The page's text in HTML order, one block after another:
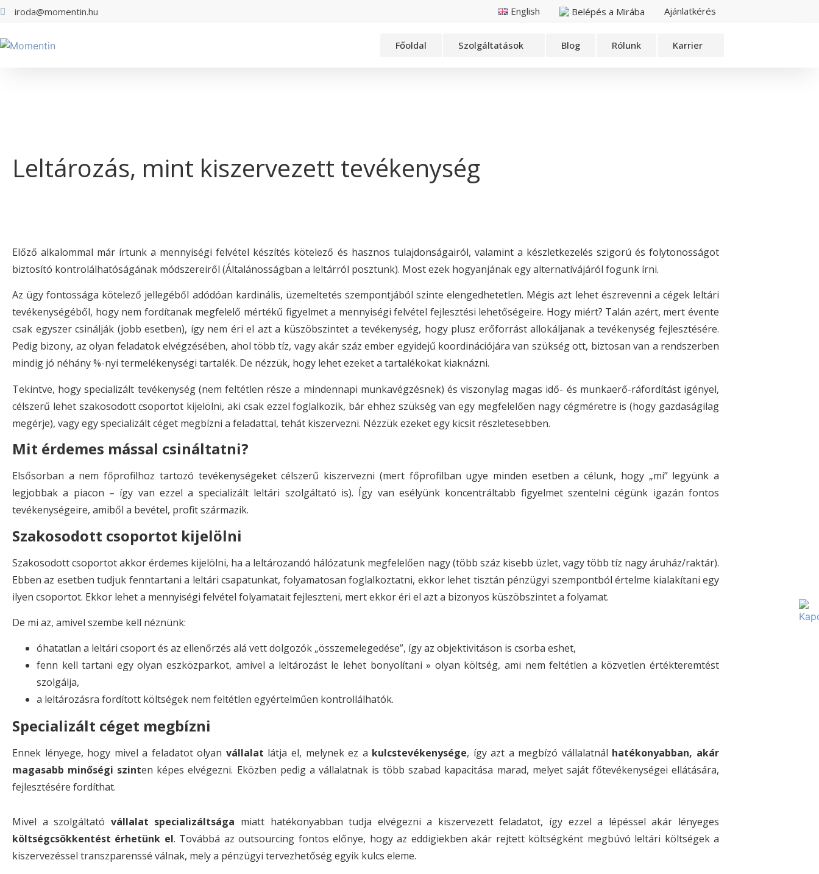
iroda@momentin.hu English Belépés a Mirába Ajánlatkérés
Főoldal Szolgáltatások Blog Rólunk Karrier
Leltározás, mint kiszervezett tevékenység
Előző alkalommal már írtunk a mennyiségi felvétel készítés kötelező és hasznos tulajdonságairól, valamint a készletkezelés szigorú és folytonosságot
biztosító kontrolálhatóságának módszereiről (Általánosságban a leltárról posztunk). Most ezek hogyanjának egy alternatívájáról fogunk írni.
Az ügy fontossága kötelező jellegéből adódóan kardinális, üzemeltetés szempontjából szinte elengedhetetlen. Mégis azt lehet észrevenni a cégek leltári
tevékenységéből, hogy nem fordítanak megfelelő mértékű figyelmet a mennyiségi felvétel fejlesztési lehetőségeire. Hogy miért? Talán azért, mert évente
csak egyszer csinálják (jobb esetben), így nem éri el azt a küszöbszintet a tevékenység, hogy plusz erőforrást allokáljanak a tevékenység fejlesztésére.
Pedig bizony, az olyan feladatok elvégzésében, ahol több tíz, vagy akár száz ember egyidejű koordinációjára van szükség ott, biztosan van a rendszerben
mindig jó néhány %-nyi termelékenységi tartalék. De nézzük, hogy lehet ezeket a tartalékokat kiaknázni.
Tekintve, hogy specializált tevékenység (nem feltétlen része a mindennapi munkavégzésnek) és viszonylag magas idő- és munkaerő-ráfordítást igényel,
célszerű lehet szakosodott csoportot kijelölni, aki csak ezzel foglalkozik, bár ehhez szükség van egy megfelelően nagy cégméretre is (hogy gazdaságilag
megérje), vagy egy specializált céget megbízni a feladattal, tehát kiszervezni. Nézzük ezeket egy kicsit részletesebben.
Mit érdemes mással csináltatni?
Elsősorban a nem főprofilhoz tartozó tevékenységeket célszerű kiszervezni (mert főprofilban ugye minden esetben a célunk, hogy „mi” legyünk a
legjobbak a piacon – így van ezzel a specializált leltári szolgáltató is). Így van esélyünk koncentráltabb figyelmet szentelni cégünk igazán fontos
tevékenységeire, amiből a bevétel, profit származik.
Szakosodott csoportot kijelölni
Szakosodott csoportot akkor érdemes kijelölni, ha a leltározandó hálózatunk megfelelően nagy (több száz kisebb üzlet, vagy több tíz nagy áruház/raktár).
Ebben az esetben tudjuk fenntartani a leltári csapatunkat, folyamatosan foglalkoztatni, ekkor lehet tisztán pénzügyi szempontból értelme kialakítani egy
ilyen csoportot. Ekkor lehet a mennyiségi felvétel folyamatait fejleszteni, mert ekkor éri el azt a bizonyos küszöbszintet a folyamat.
De mi az, amivel szembe kell néznünk:
óhatatlan a leltári csoport és az ellenőrzés alá vett dolgozók „összemelegedése”, így az objektivitáson is csorba eshet,
fenn kell tartani egy olyan eszközparkot, amivel a leltározást le lehet bonyolítani » olyan költség, ami nem feltétlen a közvetlen értékteremtést
szolgálja,
a leltározásra fordított költségek nem feltétlen egyértelműen kontrollálhatók.
Specializált céget megbízni
Ennek lényege, hogy mivel a feladatot olyan vállalat látja el, melynek ez a kulcstevékenysége, így azt a megbízó vállalatnál hatékonyabban, akár
magasabb minőségi szinten képes elvégezni. Eközben pedig a vállalatnak is több szabad kapacitása marad, melyet saját főtevékenységei ellátására,
fejlesztésére fordíthat.
Mivel a szolgáltató vállalat specializáltsága miatt hatékonyabban tudja elvégezni a kiszervezett feladatot, így ezzel a lépéssel akár lényeges
költségcsökkentést érhetünk el. Továbbá az outsourcing fontos előnye, hogy az eddigiekben akár rejtett költségként megbúvó leltári költségek a
kiszervezéssel transzparenssé válnak, mely a pénzügyi tervezhetőség egyik kulcs eleme.